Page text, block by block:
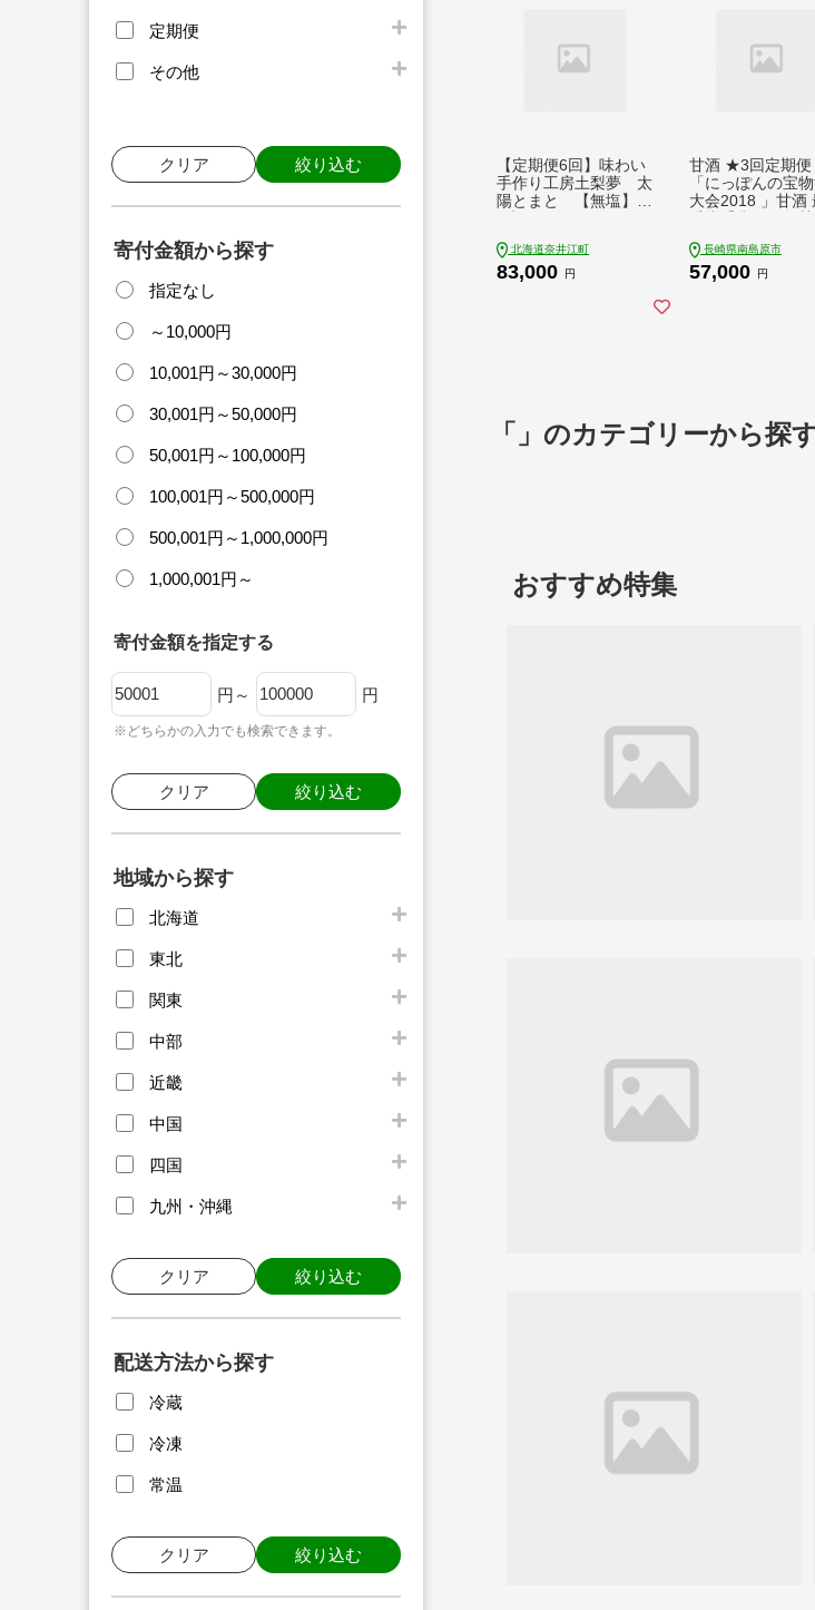
定期便
その他
クリア 絞り込む
寄付金額から探す
指定なし
～10,000円
10,001円～30,000円
30,001円～50,000円
50,001円～100,000円
100,001円～500,000円
500,001円～1,000,000円
1,000,001円～
寄付金額を指定する
円～ 円
※どちらかの入力でも検索できます。
クリア 絞り込む
地域から探す
北海道
東北
関東
中部
近畿
中国
四国
九州・沖縄
クリア 絞り込む
配送方法から探す
冷蔵
冷凍
常温
クリア 絞り込む
【定期便6回】味わい
手作り工房土梨夢 太
陽とまと 【無塩】
北海道奈井江町
83,000 円
甘酒 ★3回定期
「にっぽんの宝
大会2018 」甘酒
甘酒 酵素甘酒 健
酒 なまあまざけ
長崎県南島原市
57,000 円
「」のカテゴリーから探
おすすめ特集